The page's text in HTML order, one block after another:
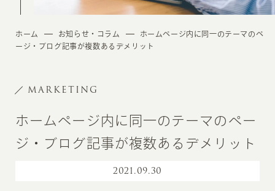
ホーム お知らせ・コラム
ホームページ内に同一のテーマのペ
ージ・ブログ記事が複数あるデメリット
MARKETING
ホームページ内に同一のテーマのペー
ジ・ブログ記事が複数あるデメリット
2021.09.30